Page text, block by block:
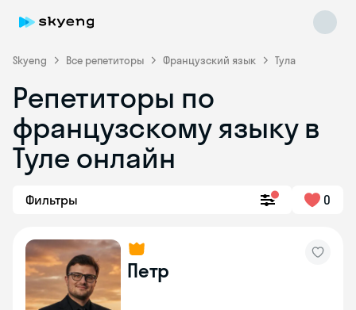
Skyeng Все репетиторы Французский язык Тула
Репетиторы по
французскому языку в
Туле онлайн
Фильтры 0
Петр
Skyeng Chat